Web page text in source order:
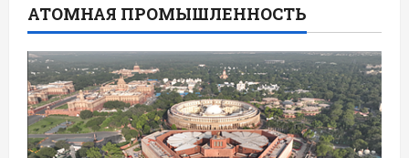
АТОМНАЯ ПРОМЫШЛЕННОСТЬ